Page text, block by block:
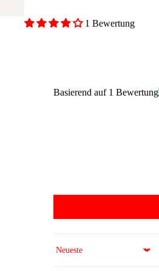
1 Bewertung
Basierend auf 1 Bewertung
Sort by